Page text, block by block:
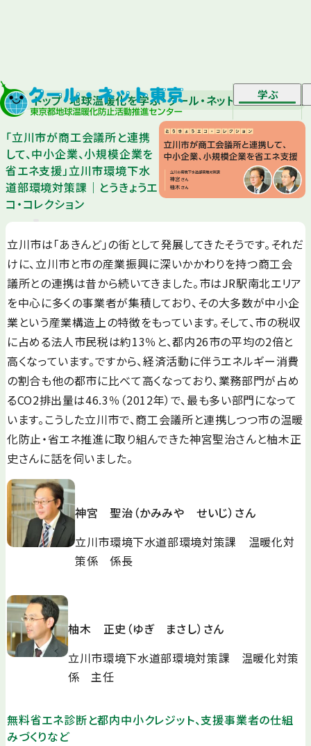
学ぶ
トップ 地球温暖化を学ぶ クール・ネット マガジン 「
「立川市が商工会議所と連携
して、中小企業、小規模企業を
省エネ支援」立川市環境下水
道部環境対策課｜とうきょうエ
コ・コレクション
立川市は「あきんど」の街として発展してきたそうです。それだ
けに、立川市と市の産業振興に深いかかわりを持つ商工会
議所との連携は昔から続いてきました。市はJR駅南北エリア
を中心に多くの事業者が集積しており、その大多数が中小企
業という産業構造上の特徴をもっています。そして、市の税収
に占める法人市民税は約13％と、都内26市の平均の2倍と
高くなっています。ですから、経済活動に伴うエネルギー消費
の割合も他の都市に比べて高くなっており、業務部門が占め
るCO2排出量は46.3％（2012年）で、最も多い部門になって
います。こうした立川市で、商工会議所と連携しつつ市の温暖
化防止・省エネ推進に取り組んできた神宮聖治さんと柚木正
史さんに話を伺いました。
神宮 聖治（かみみや せいじ）さん
立川市環境下水道部環境対策課 温暖化対
策係 係長
柚木 正史（ゆぎ まさし）さん
立川市環境下水道部環境対策課 温暖化対策
係 主任
無料省エネ診断と都内中小クレジット、支援事業者の仕組
みづくりなど